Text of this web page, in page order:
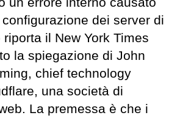
dei server di
il New York Times
la spiegazione di John
chief technology
una società di
La premessa è che i